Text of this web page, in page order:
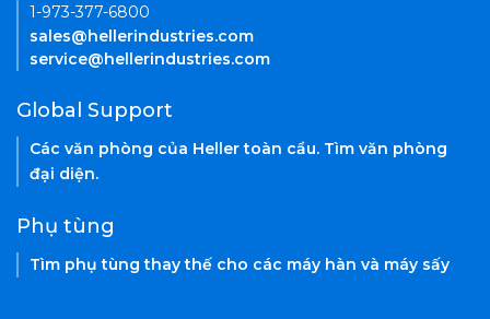
1-973-377-6800
sales@hellerindustries.com
service@hellerindustries.com
Global Support
Các văn phòng của Heller toàn cầu. Tìm văn phòng
đại diện.
Phụ tùng
Tìm phụ tùng thay thế cho các máy hàn và máy sấy